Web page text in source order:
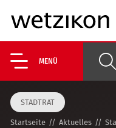
MENÜ
STADTRAT
Startseite Aktuelles